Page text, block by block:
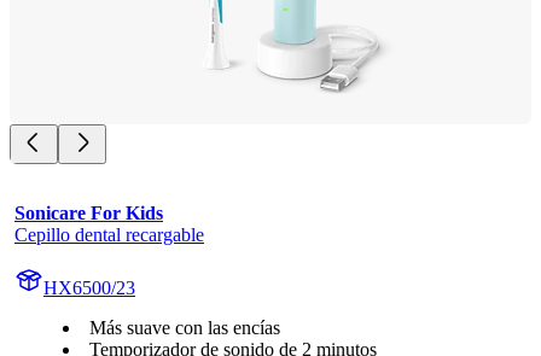
Sonicare For Kids
Cepillo dental recargable
HX6500/23
Más suave con las encías
Temporizador de sonido de 2 minutos